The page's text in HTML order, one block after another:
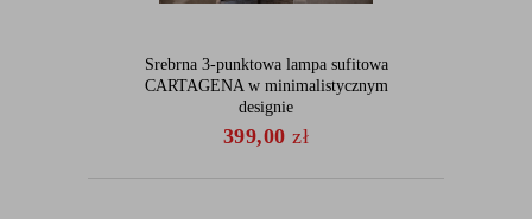
Srebrna 3-punktowa lampa sufitowa
CARTAGENA w minimalistycznym
designie
399,00zł